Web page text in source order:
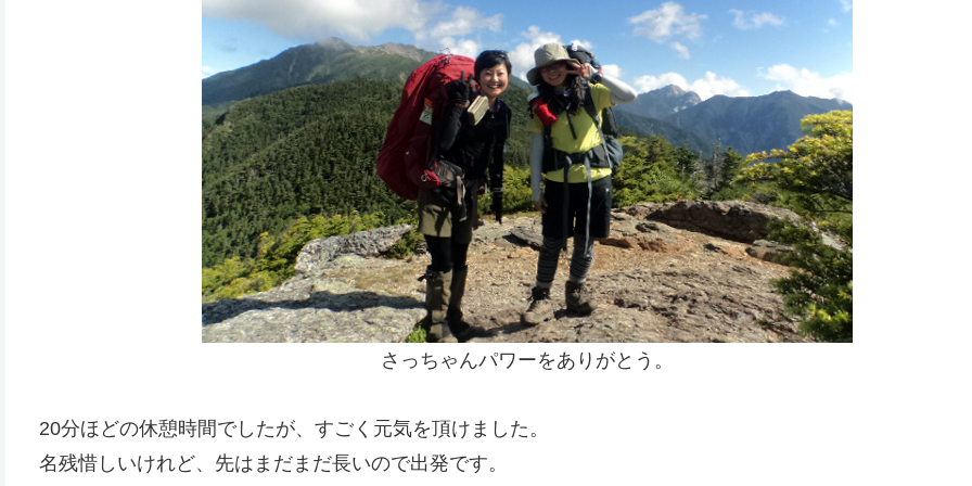
さっちゃんパワーをありがとう。
20分ほどの休憩時間でしたが、すごく元気を頂けました。
名残惜しいけれど、先はまだまだ長いので出発です。